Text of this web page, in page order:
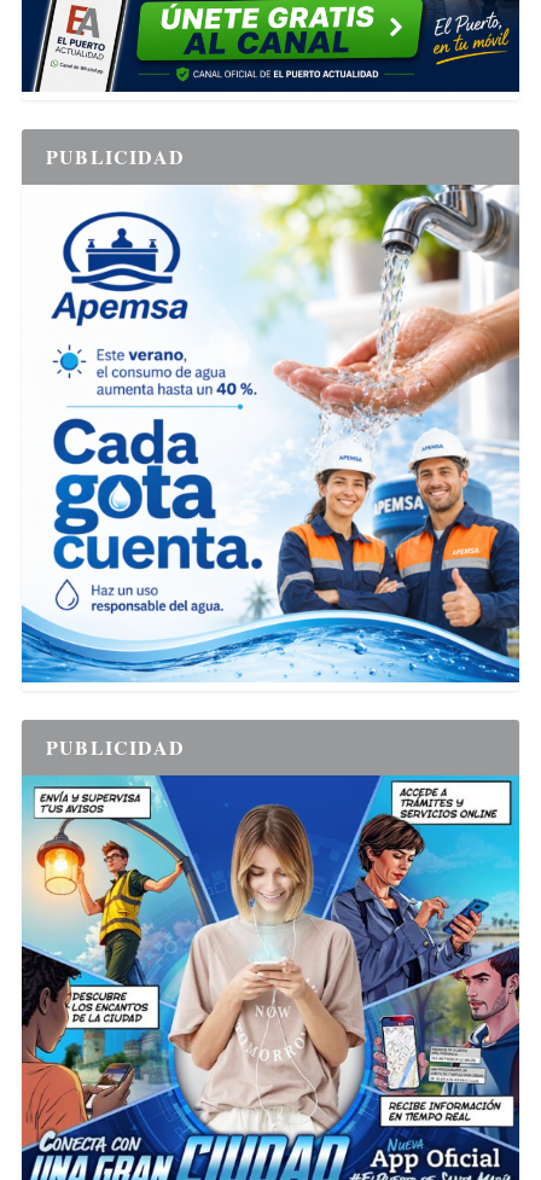
PUBLICIDAD
PUBLICIDAD